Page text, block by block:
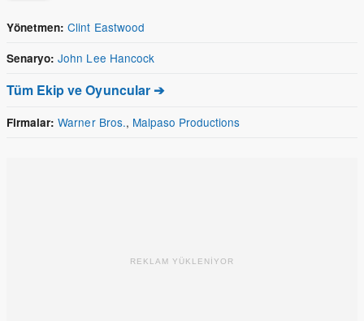
Yönetmen: Clint Eastwood
Senaryo: John Lee Hancock
Tüm Ekip ve Oyuncular ➔
Firmalar: Warner Bros., Malpaso Productions
REKLAM YÜKLENİYOR